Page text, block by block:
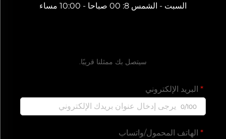
السبت - الشمس 8: 00 صباحا - 10:00 مساء
سيتصل بك ممثلنا قريبًا.
البريد الإلكتروني
0/100
الهاتف المحمول/واتساب